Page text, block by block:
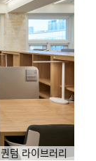
퀀텀 라이브러리